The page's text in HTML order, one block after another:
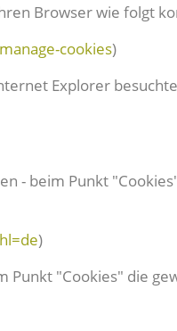
Browser wie folgt
cookies)
Explorer
- beim Punkt
)
"Cookies" die